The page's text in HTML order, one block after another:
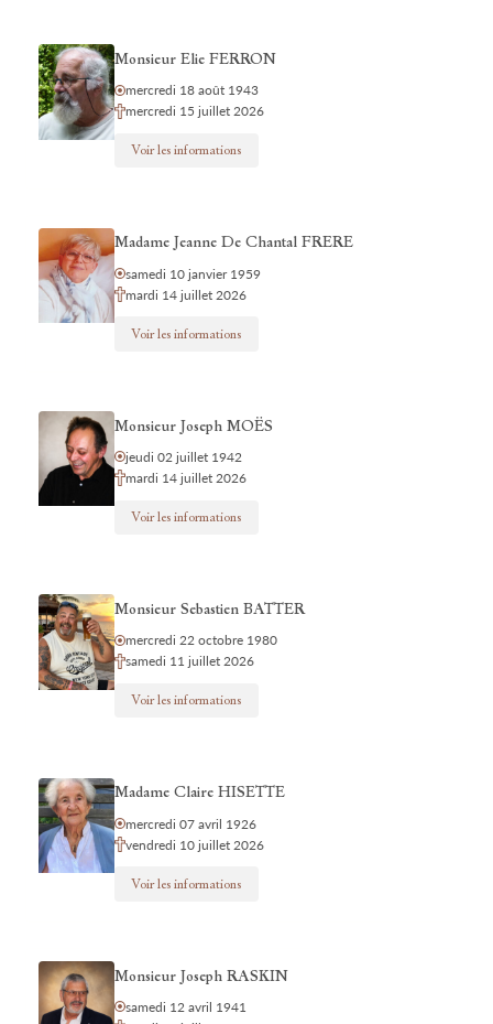
Monsieur Elie FERRON
mercredi 18 août 1943
mercredi 15 juillet 2026
Voir les informations
Madame Jeanne De Chantal FRERE
samedi 10 janvier 1959
mardi 14 juillet 2026
Voir les informations
Monsieur Joseph MOËS
jeudi 02 juillet 1942
mardi 14 juillet 2026
Voir les informations
Monsieur Sebastien BATTER
mercredi 22 octobre 1980
samedi 11 juillet 2026
Voir les informations
Madame Claire HISETTE
mercredi 07 avril 1926
vendredi 10 juillet 2026
Voir les informations
Monsieur Joseph RASKIN
samedi 12 avril 1941